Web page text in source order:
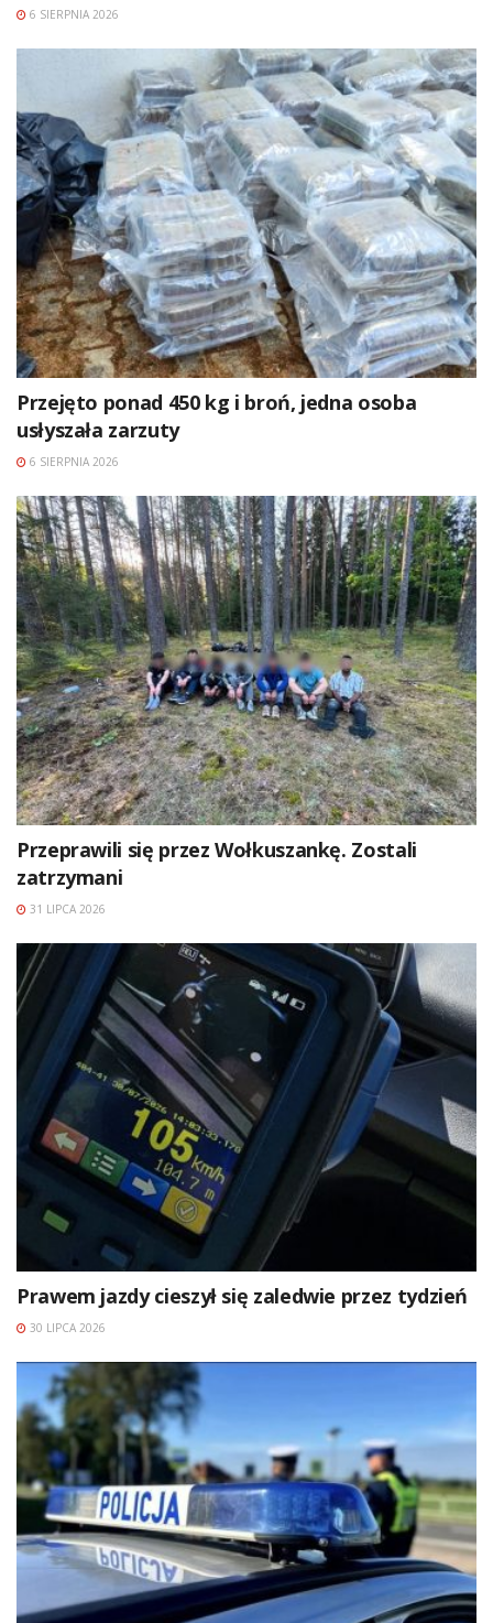
6 SIERPNIA 2026
Przejęto ponad 450 kg i broń, jedna osoba
usłyszała zarzuty
6 SIERPNIA 2026
Przeprawili się przez Wołkuszankę. Zostali
zatrzymani
31 LIPCA 2026
Prawem jazdy cieszył się zaledwie przez tydzień
30 LIPCA 2026